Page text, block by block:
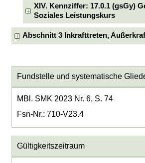
XIV. Kennziffer: 17.0.1 (gsGy)
Soziales Leistungskurs
Abschnitt 3 Inkrafttreten,
Fundstelle und systematische
MBl. SMK 2023 Nr. 6, S. 74
Fsn-Nr.: 710-V23.4
Gültigkeitszeitraum